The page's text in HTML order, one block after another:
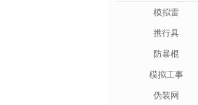
模拟雷
携行具
防暴棍
模拟工事
伪装网